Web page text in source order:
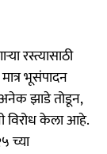
रस्त्यासाठी
भूसंपादन
झाडे तोडून,
विरोध केला आहे.
च्या